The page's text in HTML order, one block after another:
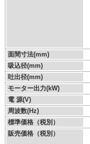
面間寸法(mm)
吸込径(mm)
吐出径(mm)
モーター出力(kW)
電 源(V)
周波数(Hz)
標準価格（税別）
販売価格（税別）